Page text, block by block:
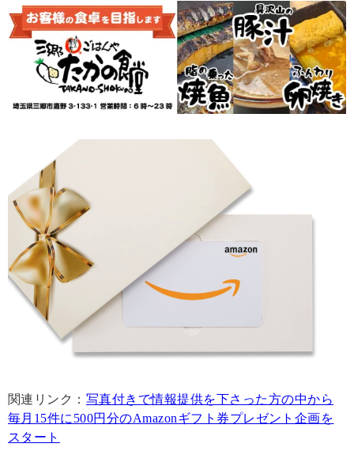
関連リンク： 写真付きで情報提供を下さった方の中から
毎月15件に500円分のAmazonギフト券プレゼント企画を
スタート